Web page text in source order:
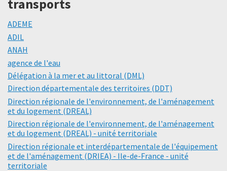
transports
ADEME
ADIL
ANAH
agence de l'eau
Délégation à la mer et au littoral (DML)
Direction départementale des territoires (DDT)
Direction régionale de l'environnement, de l'aménagement
et du logement (DREAL)
Direction régionale de l'environnement, de l'aménagement
et du logement (DREAL) - unité territoriale
Direction régionale et interdépartementale de l'équipement
et de l'aménagement (DRIEA) - Ile-de-France - unité
territoriale